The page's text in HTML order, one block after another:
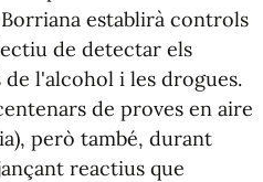
establirà controls
de detectar els
l'alcohol i les drogues.
de proves en aire
però també, durant
reactius que